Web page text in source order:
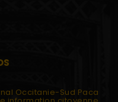
Occitanie-Sud Paca